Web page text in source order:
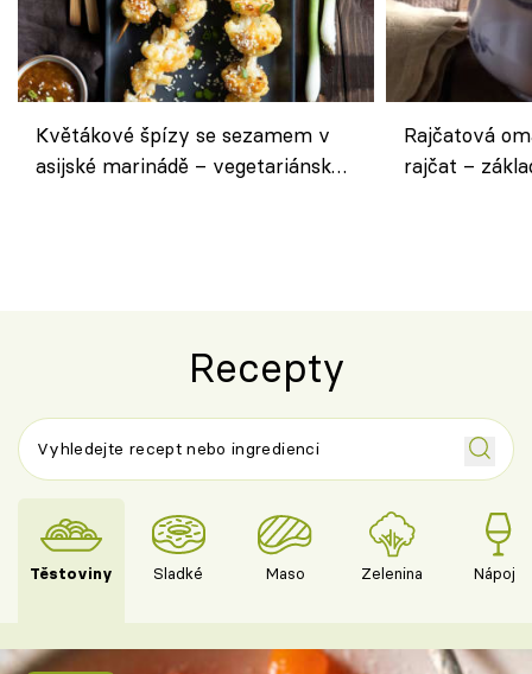
Květákové špízy se sezamem v
asijské marinádě – vegetariánská
Rajčatová
rajčat –
Recepty
Těstoviny Sladké Maso Zelenina Nápoje